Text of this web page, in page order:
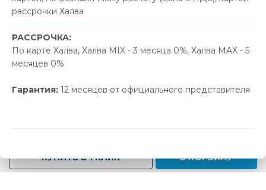
рассрочки Халва
РАССРОЧКА:
По карте Халва, Халва MIX - 3 месяца 0%, Халва MAX - 5
месяцев 0%
Гарантия: 12 месяцев от официального представителя
Позвонить и назвать промокод
В наличии
477.00 р. 502.56 р. 25.56 р.
КУПИТЬ В 1 КЛИК В КОРЗИНУ